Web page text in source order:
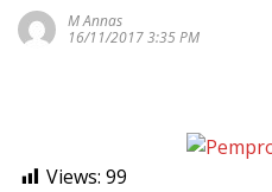
M Annas
16/11/2017 3:35 PM
Views: 99